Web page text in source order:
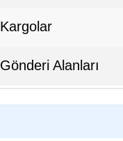
Kargolar
Gönderi Alanları